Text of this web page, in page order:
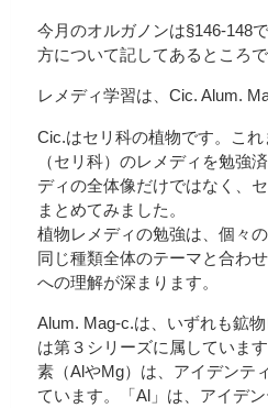
今月のオルガノンは§146-148
方について記してあるところで
レメディ学習は、Cic. Alum.
Cic.はセリ科の植物です。こ
（セリ科）のレメディを勉強
ディの全体像だけではなく、
まとめてみました。
植物レメディの勉強は、個々
同じ種類全体のテーマと合わ
への理解が深まります。
Alum. Mag-c.は、いずれも鉱
は第３シリーズに属していま
素（AlやMg）は、アイデンテ
ています。「Al」は、アイデ